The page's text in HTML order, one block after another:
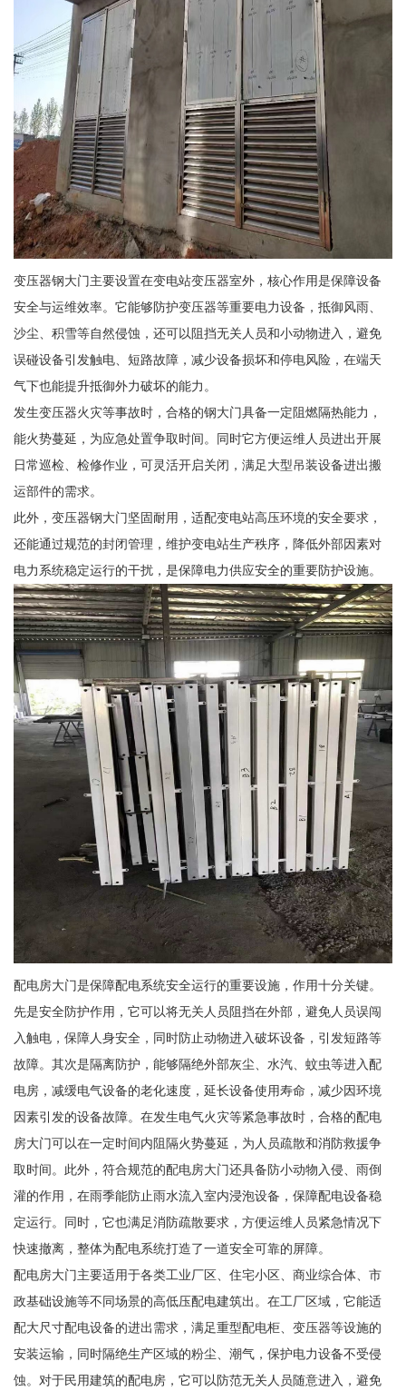
变压器钢大门主要设置在变电站变压器室外，核心作用是保障设备
安全与运维效率。它能够防护变压器等重要电力设备，抵御风雨、
沙尘、积雪等自然侵蚀，还可以阻挡无关人员和小动物进入，避免
误碰设备引发触电、短路故障，减少设备损坏和停电风险，在端天
气下也能提升抵御外力破坏的能力。
发生变压器火灾等事故时，合格的钢大门具备一定阻燃隔热能力，
能火势蔓延，为应急处置争取时间。同时它方便运维人员进出开展
日常巡检、检修作业，可灵活开启关闭，满足大型吊装设备进出搬
运部件的需求。
此外，变压器钢大门坚固耐用，适配变电站高压环境的安全要求，
还能通过规范的封闭管理，维护变电站生产秩序，降低外部因素对
电力系统稳定运行的干扰，是保障电力供应安全的重要防护设施。
配电房大门是保障配电系统安全运行的重要设施，作用十分关键。
先是安全防护作用，它可以将无关人员阻挡在外部，避免人员误闯
入触电，保障人身安全，同时防止动物进入破坏设备，引发短路等
故障。其次是隔离防护，能够隔绝外部灰尘、水汽、蚊虫等进入配
电房，减缓电气设备的老化速度，延长设备使用寿命，减少因环境
因素引发的设备故障。在发生电气火灾等紧急事故时，合格的配电
房大门可以在一定时间内阻隔火势蔓延，为人员疏散和消防救援争
取时间。此外，符合规范的配电房大门还具备防小动物入侵、雨倒
灌的作用，在雨季能防止雨水流入室内浸泡设备，保障配电设备稳
定运行。同时，它也满足消防疏散要求，方便运维人员紧急情况下
快速撤离，整体为配电系统打造了一道安全可靠的屏障。
配电房大门主要适用于各类工业厂区、住宅小区、商业综合体、市
政基础设施等不同场景的高低压配电建筑出。在工厂区域，它能适
配大尺寸配电设备的进出需求，满足重型配电柜、变压器等设施的
安装运输，同时隔绝生产区域的粉尘、潮气，保护电力设备不受侵
蚀。对于民用建筑的配电房，它可以防范无关人员随意进入，避免